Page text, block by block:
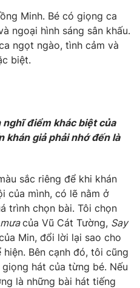
điện tử số 483/GP-BTTTT
Hạnh, Phạm Quốc Thắng,
- 024.38 355 932
897 897
Minh. Bé có giọng ca
ngoại hình sáng sân khấu.
ngọt ngào, tình cảm và
biệt.
nghĩ điểm khác biệt của
khán giả phải nhớ đến là
sắc riêng để khi khán
của mình, có lẽ nằm ở
trình chọn bài. Tôi chọn
của Vũ Cát Tường, Say
Min, đổi lời lại sao cho
Bên cạnh đó, tôi cũng
hát của từng bé. Nếu
là những bài hát tiếng